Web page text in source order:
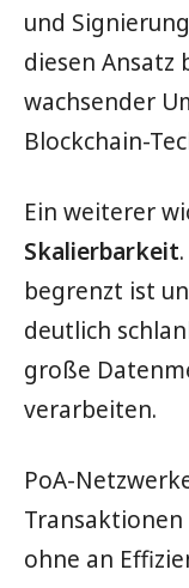
und
diesen
wachsender
Blockchain-
Ein weiterer
Skalierbarkeit
begrenzt ist
deutlich
große
verarbeiten.
PoA-
ohne an